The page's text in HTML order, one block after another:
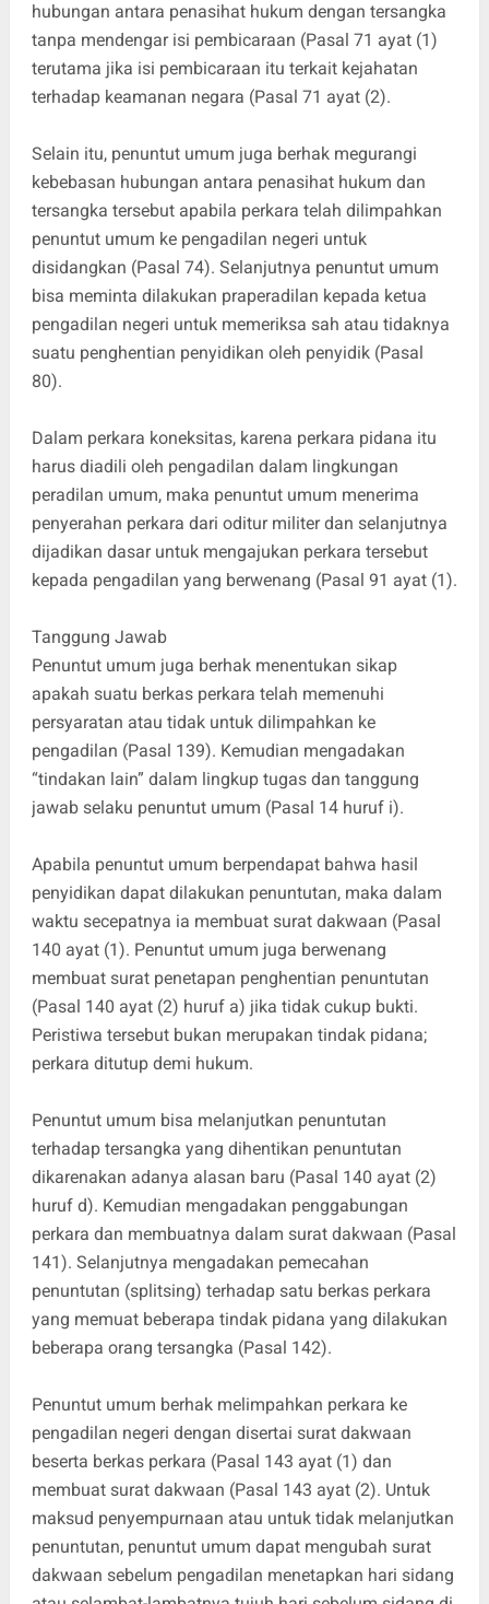
hubungan antara penasihat hukum dengan tersangka
tanpa mendengar isi pembicaraan (Pasal 71 ayat (1)
terutama jika isi pembicaraan itu terkait kejahatan
terhadap keamanan negara (Pasal 71 ayat (2).
Selain itu, penuntut umum juga berhak megurangi
kebebasan hubungan antara penasihat hukum dan
tersangka tersebut apabila perkara telah dilimpahkan
penuntut umum ke pengadilan negeri untuk
disidangkan (Pasal 74). Selanjutnya penuntut umum
bisa meminta dilakukan praperadilan kepada ketua
pengadilan negeri untuk memeriksa sah atau tidaknya
suatu penghentian penyidikan oleh penyidik (Pasal
80).
Dalam perkara koneksitas, karena perkara pidana itu
harus diadili oleh pengadilan dalam lingkungan
peradilan umum, maka penuntut umum menerima
penyerahan perkara dari oditur militer dan selanjutnya
dijadikan dasar untuk mengajukan perkara tersebut
kepada pengadilan yang berwenang (Pasal 91 ayat (1).
Tanggung Jawab
Penuntut umum juga berhak menentukan sikap
apakah suatu berkas perkara telah memenuhi
persyaratan atau tidak untuk dilimpahkan ke
pengadilan (Pasal 139). Kemudian mengadakan
“tindakan lain” dalam lingkup tugas dan tanggung
jawab selaku penuntut umum (Pasal 14 huruf i).
Apabila penuntut umum berpendapat bahwa hasil
penyidikan dapat dilakukan penuntutan, maka dalam
waktu secepatnya ia membuat surat dakwaan (Pasal
140 ayat (1). Penuntut umum juga berwenang
membuat surat penetapan penghentian penuntutan
(Pasal 140 ayat (2) huruf a) jika tidak cukup bukti.
Peristiwa tersebut bukan merupakan tindak pidana;
perkara ditutup demi hukum.
Penuntut umum bisa melanjutkan penuntutan
terhadap tersangka yang dihentikan penuntutan
dikarenakan adanya alasan baru (Pasal 140 ayat (2)
huruf d). Kemudian mengadakan penggabungan
perkara dan membuatnya dalam surat dakwaan (Pasal
141). Selanjutnya mengadakan pemecahan
penuntutan (splitsing) terhadap satu berkas perkara
yang memuat beberapa tindak pidana yang dilakukan
beberapa orang tersangka (Pasal 142).
Penuntut umum berhak melimpahkan perkara ke
pengadilan negeri dengan disertai surat dakwaan
beserta berkas perkara (Pasal 143 ayat (1) dan
membuat surat dakwaan (Pasal 143 ayat (2). Untuk
maksud penyempurnaan atau untuk tidak melanjutkan
penuntutan, penuntut umum dapat mengubah surat
dakwaan sebelum pengadilan menetapkan hari sidang